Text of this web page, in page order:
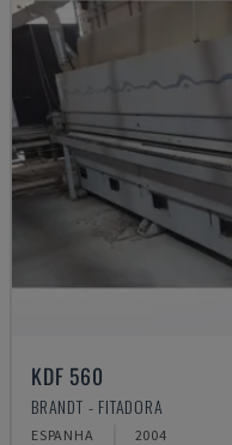
KDF 560
BRANDT - FITADORA
ESPANHA 2004